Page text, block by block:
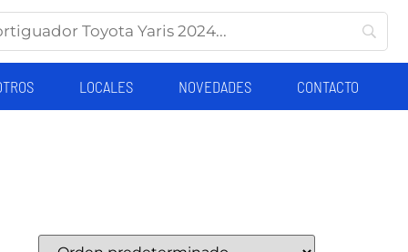
LOCALES NOVEDADES CONTACTO